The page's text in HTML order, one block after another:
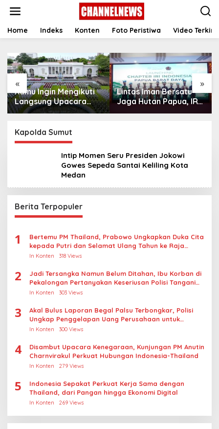
t
Home Indeks Konten Foto Peristiwa Video Terkini
« »
Kamu Ingin Mengikuti
Langsung Upacara
HUT Ke-81
Istana? Ini Link
Pendaftaran Resminya
Lintas Iman Bersatu
Jaga Hutan Papua, IRI
Indonesia Resmikan
Kapolda Sumut
Intip Momen Seru Presiden Jokowi
Gowes Sepeda Santai Keliling Kota
Medan
Berita Terpopuler
1
Bertemu PM Thailand, Prabowo Ungkapkan Duka Cita
kepada Putri dan Selamat Ulang Tahun ke Raja
Thailand
In Konten 318 Views
2
Jadi Tersangka Namun Belum Ditahan, Ibu Korban di
Pekalongan Pertanyakan Keseriusan Polisi Tangani
Kasus Rudapksa Sampai Anaknya Hamil
In Konten 303 Views
3
Akal Bulus Laporan Begal Palsu Terbongkar, Polisi
Ungkap Penggelapan Uang Perusahaan untuk
Crypto
In Konten 300 Views
4
Disambut Upacara Kenegaraan, Kunjungan PM Anutin
Charnvirakul Perkuat Hubungan Indonesia-Thailand
In Konten 279 Views
5
Indonesia Sepakat Perkuat Kerja Sama dengan
Thailand, dari Pangan hingga Ekonomi Digital
In Konten 269 Views